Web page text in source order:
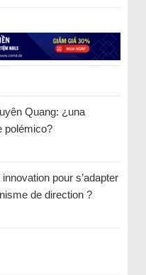
Quang: ¿una
polémico?
pour s’adapter
de direction ?